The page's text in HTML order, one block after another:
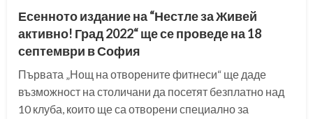
Есенното издание на “Нестле за Живей
активно! Град 2022“ ще се проведе на 18
септември в София
Първата „Нощ на отворените фитнеси“ ще даде
възможност на столичани да посетят безплатно над
10 клуба, които ще са отворени специално за